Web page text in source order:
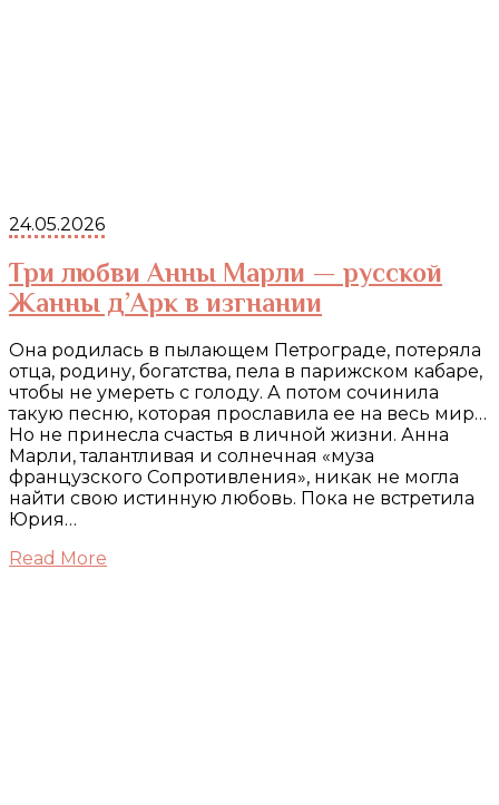
24.05.2026
Три любви Анны Марли — русской
Жанны д’Арк в изгнании
Она родилась в пылающем Петрограде, потеряла
отца, родину, богатства, пела в парижском кабаре,
чтобы не умереть с голоду. А потом сочинила
такую песню, которая прославила ее на весь мир…
Но не принесла счастья в личной жизни. Анна
Марли, талантливая и солнечная «муза
французского Сопротивления», никак не могла
найти свою истинную любовь. Пока не встретила
Юрия…
Read More